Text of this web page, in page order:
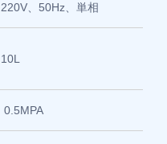
220V、50Hz、単相
10L
0.5MPA